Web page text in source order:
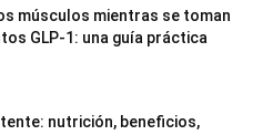
músculos mientras se toman
GLP-1: una guía práctica
nutrición, beneficios,